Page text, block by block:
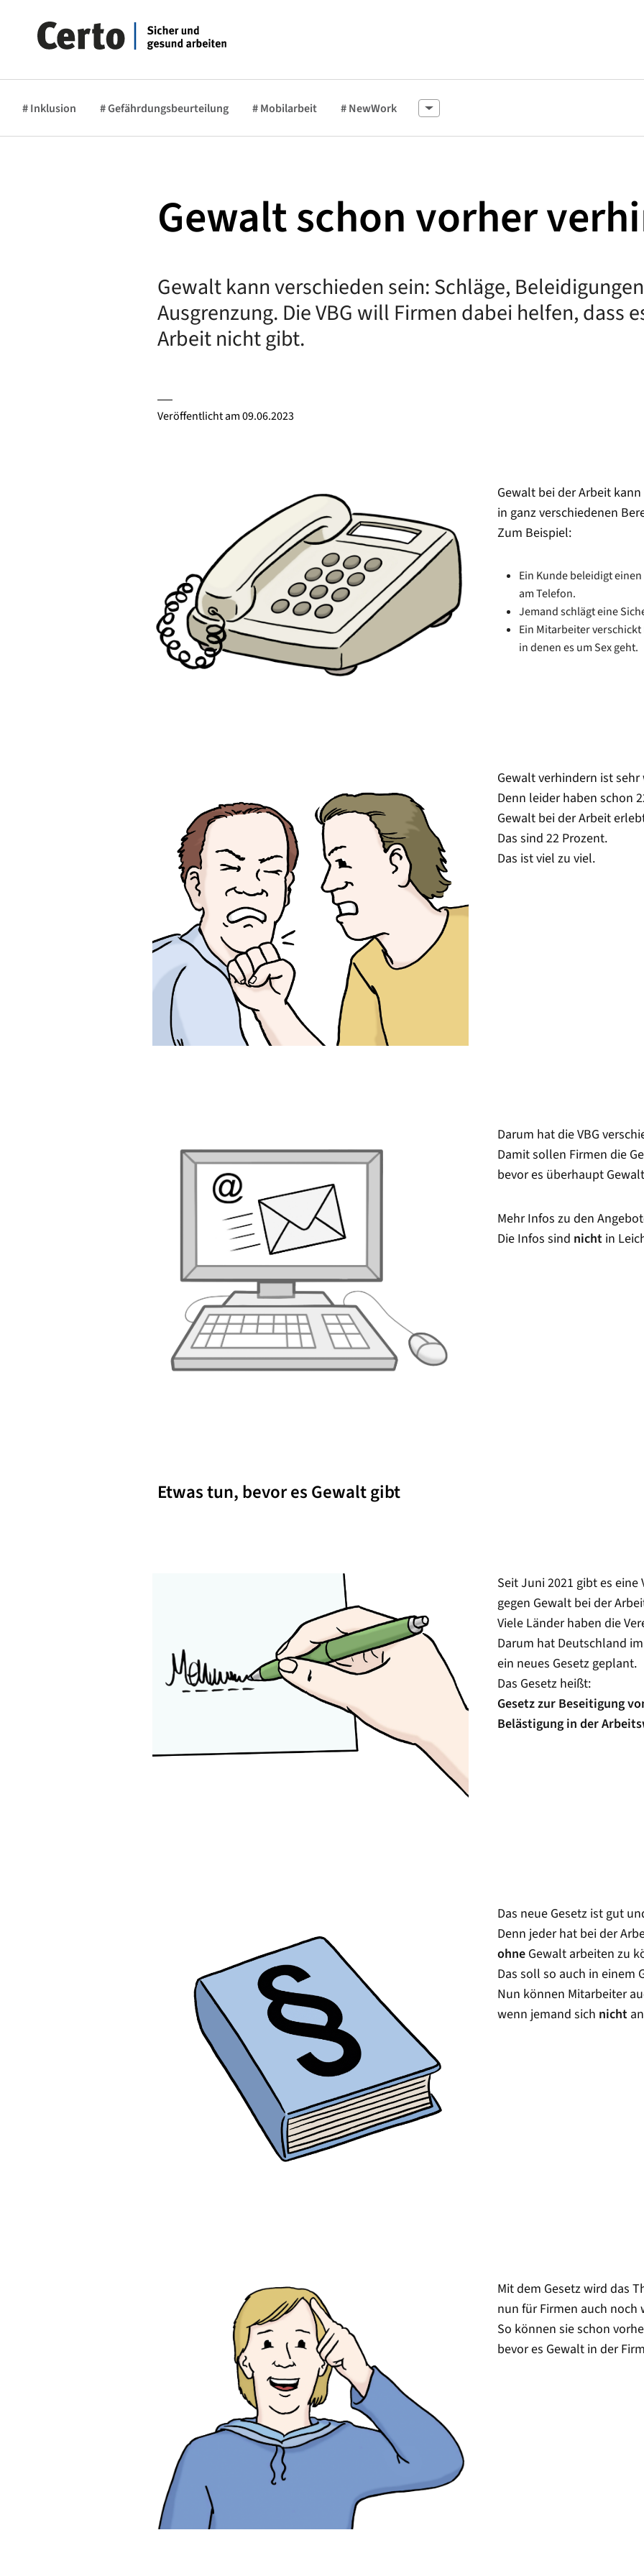
# Inklusion # Gefährdungsbeurteilung # Mobilarbeit # NewWork
Gewalt schon vorher
Gewalt kann verschieden sein: Schläge,
Ausgrenzung. Die VBG will Firmen dabei helfen, dass
Arbeit nicht gibt.
Veröffentlicht am09.06.2023
Gewalt bei der Arbeit kann
in ganz verschiedenen
Zum Beispiel:
Ein Kunde beleidigt
am Telefon.
Jemand schlägt eine
Ein Mitarbeiter verschickt
in denen es um Sex geht.
Gewalt verhindern ist
Denn leider haben schon
Gewalt bei der Arbeit
Das sind 22 Prozent.
Das ist viel zu viel.
Darum hat die VBG
Damit sollen Firmen die
bevor es überhaupt
Mehr Infos zu den
Die Infos sind nicht in
Etwas tun, bevor es Gewalt gibt
Seit Juni 2021 gibt es eine
gegen Gewalt bei der
Viele Länder haben die
Darum hat Deutschland
ein neues Gesetz geplant.
Das Gesetz heißt:
Gesetz zur Beseitigung
Belästigung in der
Das neue Gesetz ist gut
Denn jeder hat bei der
ohne Gewalt arbeiten zu
Das soll so auch in einem
Nun können Mitarbeiter
wenn jemand sich nicht
Mit dem Gesetz wird das
nun für Firmen auch noch
So können sie schon
bevor es Gewalt in der